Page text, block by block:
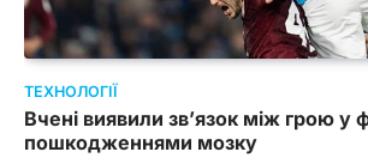
ТЕХНОЛОГІЇ
Вчені виявили зв’язок між грою у
пошкодженнями мозку